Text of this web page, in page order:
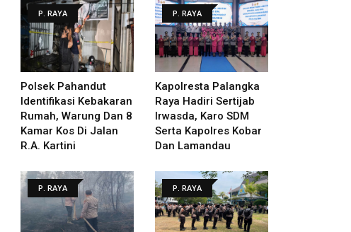
P. RAYA
Polsek Pahandut
Identifikasi Kebakaran
Rumah, Warung Dan 8
Kamar Kos Di Jalan
R.A. Kartini
P. RAYA
Kapolresta Palangka
Raya Hadiri Sertijab
Irwasda, Karo SDM
Serta Kapolres Kobar
Dan Lamandau
P. RAYA P. RAYA